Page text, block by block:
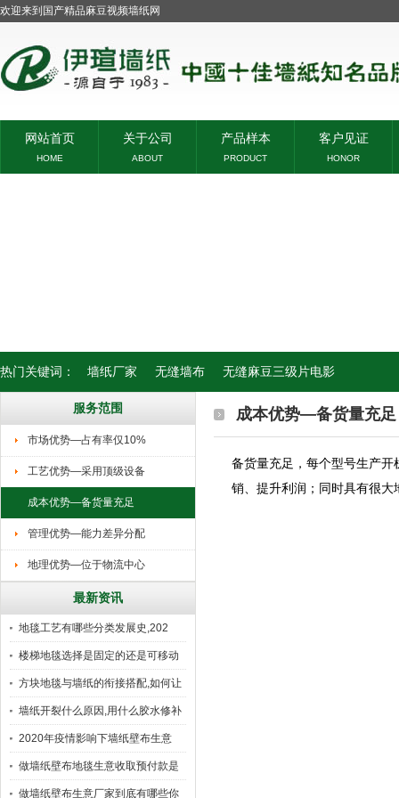
欢迎来到国产精品麻豆视频墙纸网
网站首页
HOME
关于公司
ABOUT
产品样本
PRODUCT
客户见证
HONOR
热门关键词： 墙纸厂家 无缝墙布 无缝麻豆三级片电影
服务范围
市场优势—占有率仅10%
工艺优势—采用顶级设备
成本优势—备货量充足
管理优势—能力差异分配
地理优势—位于物流中心
最新资讯
地毯工艺有哪些分类发展史,202
楼梯地毯选择是固定的还是可移动
好
方块地毯与墙纸的衔接搭配,如何让
墙纸开裂什么原因,用什么胶水修补
2020年疫情影响下墙纸壁布生意
做墙纸壁布地毯生意收取预付款是
行
做墙纸壁布生意厂家到底有哪些你
成本优势—备货量充足
备货量充足，每个型号生产
销、提升利润；同时具有